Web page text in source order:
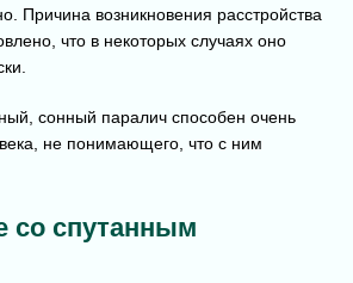
Причина возникновения расстройства
что в некоторых случаях оно
сонный паралич способен очень
не понимающего, что с ним
со спутанным